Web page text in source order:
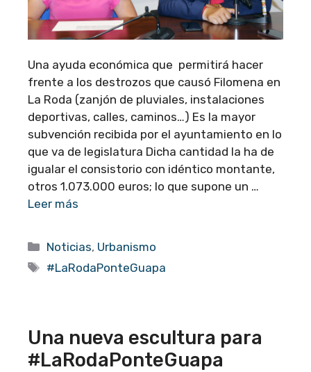
Una ayuda económica que permitirá hacer
frente a los destrozos que causó Filomena en
La Roda (zanjón de pluviales, instalaciones
deportivas, calles, caminos…) Es la mayor
subvención recibida por el ayuntamiento en lo
que va de legislatura Dicha cantidad la ha de
igualar el consistorio con idéntico montante,
otros 1.073.000 euros; lo que supone un …
Leer más
Categorías
Noticias, Urbanismo
Etiquetas
#LaRodaPonteGuapa
Una nueva escultura para
#LaRodaPonteGuapa